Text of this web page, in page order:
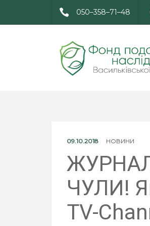
050–358–71–48
09.10.2018 НОВИНИ
ЧУЛИ!
TV-